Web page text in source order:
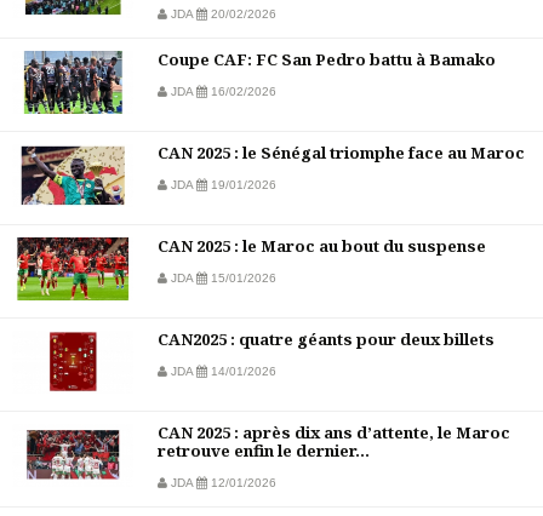
JDA 20/02/2026
Coupe CAF: FC San Pedro battu à Bamako
JDA 16/02/2026
CAN 2025 : le Sénégal triomphe face au Maroc
JDA 19/01/2026
CAN 2025 : le Maroc au bout du suspense
JDA 15/01/2026
CAN2025 : quatre géants pour deux billets
JDA 14/01/2026
CAN 2025 : après dix ans d’attente, le Maroc
retrouve enfin le dernier...
JDA 12/01/2026